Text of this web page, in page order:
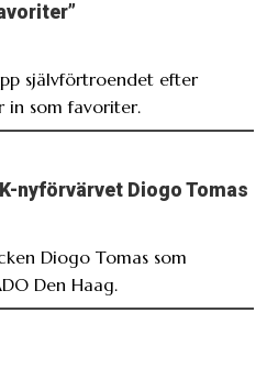
självförtroendet efter
in som favoriter.
nyförvärvet Diogo Tomas
Diogo Tomas som
Den Haag.